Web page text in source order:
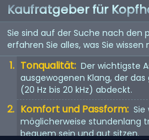
Kaufratgeber für
Sie sind auf der Suche nach den
erfahren Sie alles, was Sie wissen
Tonqualität: Der wichtigste
ausgewogenen Klang, der
(20 Hz bis 20 kHz) abdeckt.
Komfort und Passform: Sie
möglicherweise stundenlang
bequem sein und gut sitzen.